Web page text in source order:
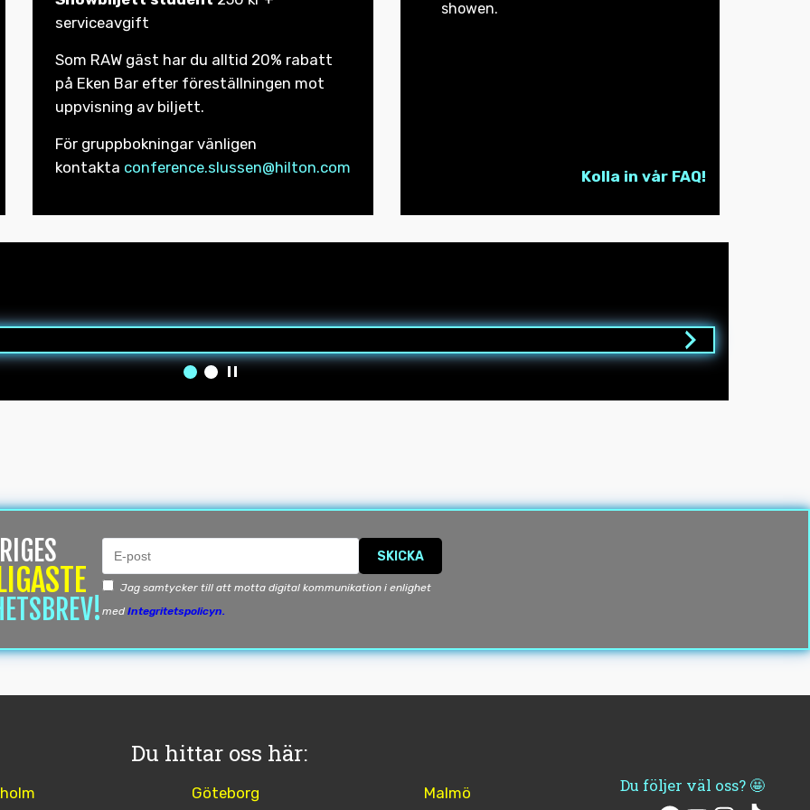
serviceavgift
Som RAW gäst har du alltid 20% rabatt
på Eken Bar efter föreställningen mot
uppvisning av biljett.
För gruppbokningar vänligen
kontakta conference.slussen@hilton.com
showen.
Kolla in vår FAQ!
SKICKA
Jag samtycker till att motta digital kommunikation i enlighet
medIntegritetspolicyn.
Du hittar oss här:
Göteborg Malmö Du följer väl oss? 🤩